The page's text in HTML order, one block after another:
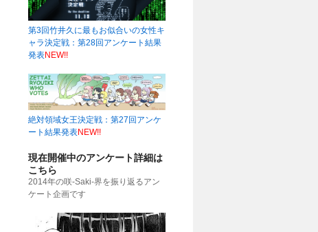
第3回竹井久に最もお似合いの女性キ
ャラ決定戦：第28回アンケート結果
発表NEW!!
絶対領域女王決定戦：第27回アンケ
ート結果発表NEW!!
現在開催中のアンケート詳細は
こちら
2014年の咲-Saki-界を振り返るアン
ケート企画です